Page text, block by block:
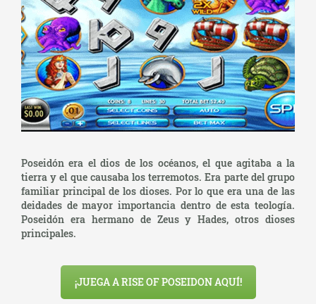
Poseidón era el dios de los océanos, el que agitaba a la
tierra y el que causaba los terremotos. Era parte del grupo
familiar principal de los dioses. Por lo que era una de las
deidades de mayor importancia dentro de esta teología.
Poseidón era hermano de Zeus y Hades, otros dioses
principales.
¡JUEGA A RISE OF POSEIDON AQUÍ!